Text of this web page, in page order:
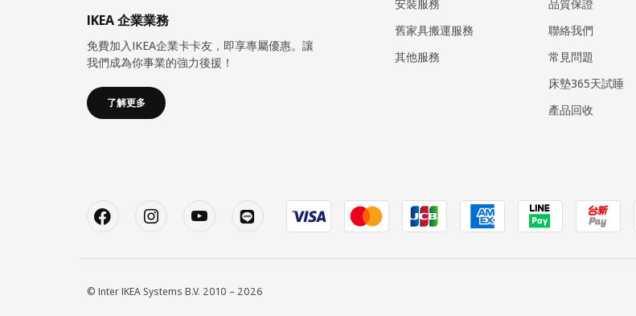
IKEA 企業業務
免費加入IKEA企業卡卡友，即享專屬優惠。讓
我們成為你事業的強力後援！
了解更多
安裝服務
​舊家具搬運服務
其他服務
品質保證
聯絡我們
常見問題
床墊365天試睡
產品回收
© Inter IKEA Systems B.V. 2010 – 2026